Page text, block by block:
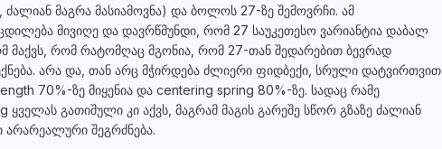
ძალიან მაგრა მასიამოვნა) და ბოლოს 27-ზე შემოვრჩი. ამ
მივიღე და დავრწმუნდი, რომ 27 საუკეთესო ვარიანტია დაბალ
მაქვს, რომ რატომღაც მგონია, რომ 27-თან შედარებით ბევრად
არა და, თან არც მჭირდება ძლიერი ფიდბექი, სრული დატვირთვით
70%-ზე მიყენია და centering spring 80%-ზე. სადაც რამე
ყველას გათიშული კი აქვს, მაგრამ მაგის გარეშე სწორ გზაზე ძალიან
არარეალური შეგრძნება.